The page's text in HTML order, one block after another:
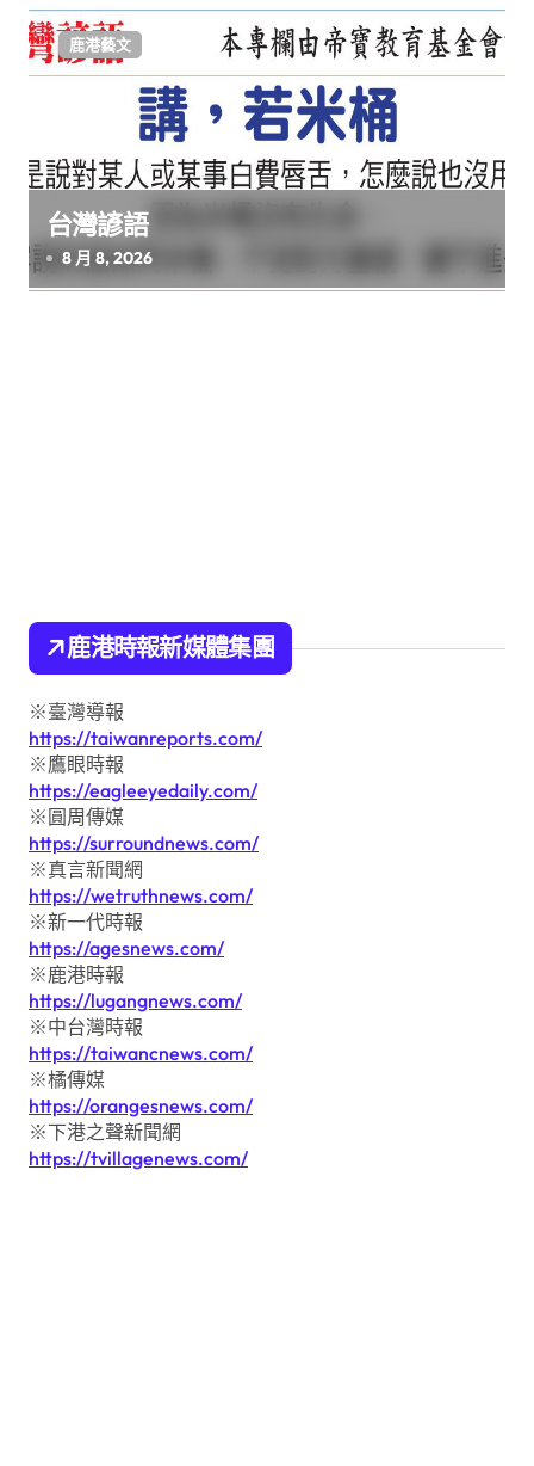
鹿港藝文
台灣諺語
8 月 8, 2026
鹿港時報新媒體集團
※臺灣導報
https://taiwanreports.com/
※鷹眼時報
https://eagleeyedaily.com/
※圓周傳媒
https://surroundnews.com/
※真言新聞網
https://wetruthnews.com/
※新一代時報
https://agesnews.com/
※鹿港時報
https://lugangnews.com/
※中台灣時報
https://taiwancnews.com/
※橘傳媒
https://orangesnews.com/
※下港之聲新聞網
https://tvillagenews.com/